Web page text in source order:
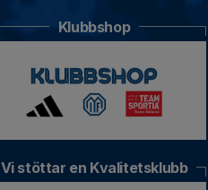
Klubbshop
Vi stöttar en Kvalitetsklubb